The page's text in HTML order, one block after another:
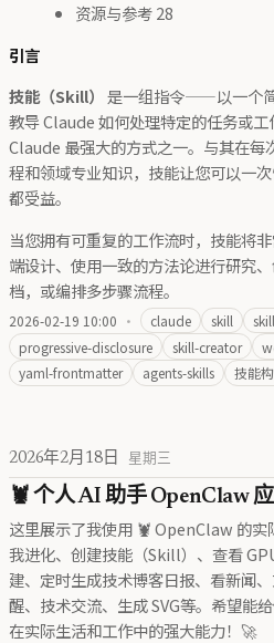
资源与参考 28
引言
技能（Skill） 是一组指令——以一个
教导 Claude 如何处理特定的任务或
Claude 最强大的方式之一。与其在每
程和领域专业知识，技能让您可以一
都受益。
当您拥有可重复的工作流时，技能将
端设计、使用一致的方法论进行研究
档，或编排多步骤流程。
2026-02-19 10:00 · claude skill
progressive-disclosure
skill-creator
yaml-frontmatter
agents-skills 技能
2026年2月18日 星期三
🦞 个人 AI 助手 OpenClaw
这里展示了我使用 🦞 OpenClaw 的
我进化、创建技能（Skill）、查看
建、定时生成技术博客日报、看新闻
醒、技术交流、生成 SVG等。希望能
在实际生活和工作中的强大能力！🚀